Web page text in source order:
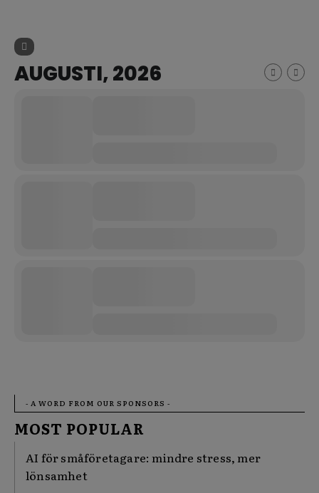
AUGUSTI, 2026
- A WORD FROM OUR SPONSORS -
MOST POPULAR
AI för småföretagare: mindre stress, mer
lönsamhet